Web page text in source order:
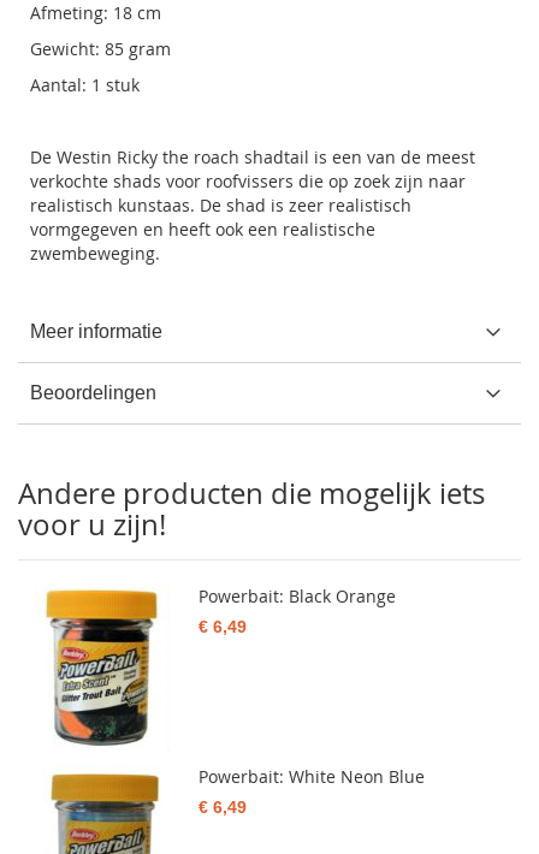
Afmeting: 18 cm
Gewicht: 85 gram
Aantal: 1 stuk
De Westin Ricky the roach shadtail is een van de meest
verkochte shads voor roofvissers die op zoek zijn naar
realistisch kunstaas. De shad is zeer realistisch
vormgegeven en heeft ook een realistische
zwembeweging.
Meer informatie
Beoordelingen
Andere producten die mogelijk iets
voor u zijn!
Powerbait: Black Orange
€ 6,49
Powerbait: White Neon Blue
€ 6,49